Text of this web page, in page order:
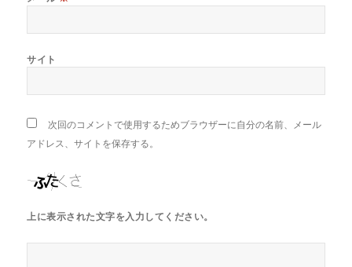
サイト
次回のコメントで使用するためブラウザーに自分の名前、メール
アドレス、サイトを保存する。
上に表示された文字を入力してください。